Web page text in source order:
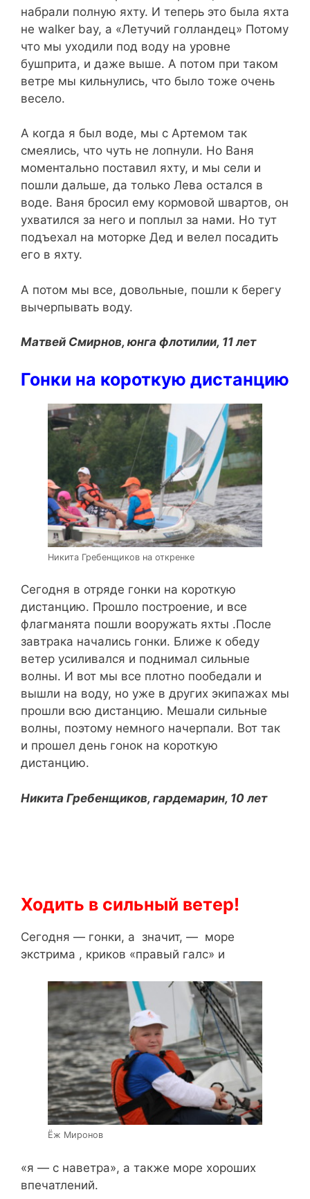
набрали полную яхту. И теперь это была яхта
не walker bay, а «Летучий голландец» Потому
что мы уходили под воду на уровне
бушприта, и даже выше. А потом при таком
ветре мы кильнулись, что было тоже очень
весело.
А когда я был воде, мы с Артемом так
смеялись, что чуть не лопнули. Но Ваня
моментально поставил яхту, и мы сели и
пошли дальше, да только Лева остался в
воде. Ваня бросил ему кормовой швартов, он
ухватился за него и поплыл за нами. Но тут
подъехал на моторке Дед и велел посадить
его в яхту.
А потом мы все, довольные, пошли к берегу
вычерпывать воду.
Матвей Смирнов, юнга флотилии, 11 лет
Гонки на короткую дистанцию
Никита Гребенщиков на откренке
Сегодня в отряде гонки на короткую
дистанцию. Прошло построение, и все
флагманята пошли вооружать яхты .После
завтрака начались гонки. Ближе к обеду
ветер усиливался и поднимал сильные
волны. И вот мы все плотно пообедали и
вышли на воду, но уже в других экипажах мы
прошли всю дистанцию. Мешали сильные
волны, поэтому немного начерпали. Вот так
и прошел день гонок на короткую
дистанцию.
Никита Гребенщиков, гардемарин, 10 лет
Ходить в сильный ветер!
Сегодня — гонки, а значит, — море
экстрима , криков «правый галс» и
Ёж Миронов
«я — с наветра», а также море хороших
впечатлений.